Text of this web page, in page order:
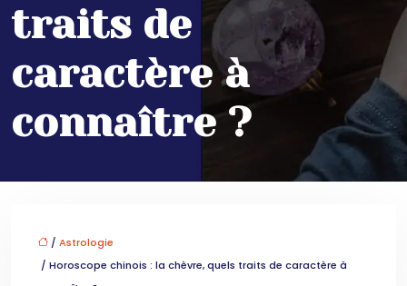
traits de
caractère à
connaître ?
/ Astrologie
/ Horoscope chinois : la chèvre, quels traits de caractère à